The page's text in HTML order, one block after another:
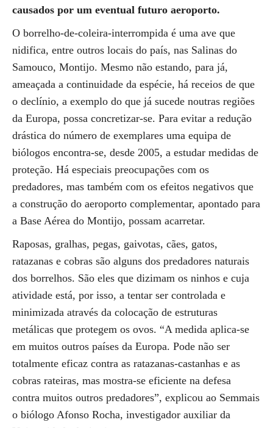
causados por um eventual futuro aeroporto.
O borrelho-de-coleira-interrompida é uma ave que
nidifica, entre outros locais do país, nas Salinas do
Samouco, Montijo. Mesmo não estando, para já,
ameaçada a continuidade da espécie, há receios de que
o declínio, a exemplo do que já sucede noutras regiões
da Europa, possa concretizar-se. Para evitar a redução
drástica do número de exemplares uma equipa de
biólogos encontra-se, desde 2005, a estudar medidas de
proteção. Há especiais preocupações com os
predadores, mas também com os efeitos negativos que
a construção do aeroporto complementar, apontado para
a Base Aérea do Montijo, possam acarretar.
Raposas, gralhas, pegas, gaivotas, cães, gatos,
ratazanas e cobras são alguns dos predadores naturais
dos borrelhos. São eles que dizimam os ninhos e cuja
atividade está, por isso, a tentar ser controlada e
minimizada através da colocação de estruturas
metálicas que protegem os ovos. “A medida aplica-se
em muitos outros países da Europa. Pode não ser
totalmente eficaz contra as ratazanas-castanhas e as
cobras rateiras, mas mostra-se eficiente na defesa
contra muitos outros predadores”, explicou ao Semmais
o biólogo Afonso Rocha, investigador auxiliar da